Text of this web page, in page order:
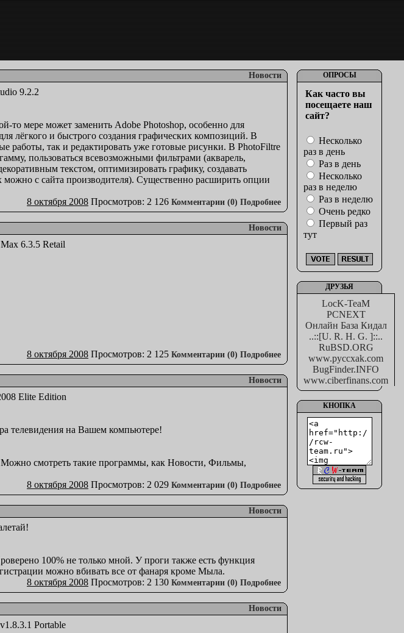
Новости
то мере может заменить Adobe Photoshop, особенно для
лёгкого и быстрого создания графических композиций. В
работы, так и редактировать уже готовые рисунки. В PhotoFiltre
пользоваться всевозможными фильтрами (акварель,
текстом, оптимизировать графику, создавать
с сайта производителя). Существенно расширить опции
8 октября 2008 Просмотров: 2 126 Комментарии (0) Подробнее
Новости
8 октября 2008 Просмотров: 2 125 Комментарии (0) Подробнее
Новости
телевидения на Вашем компьютере!
Можно смотреть такие программы, как Новости, Фильмы,
8 октября 2008 Просмотров: 2 029 Комментарии (0) Подробнее
Новости
100% не только мной. У проги также есть функция
можно вбивать все от фанаря кроме Мыла.
8 октября 2008 Просмотров: 2 130 Комментарии (0) Подробнее
Новости
ОПРОСЫ
Как часто вы
посещаете наш
сайт?
Несколько
раз в день
Раз в день
Несколько
раз в неделю
Раз в неделю
Очень редко
Первый раз
тут
ДРУЗЬЯ
LocK-TeaM
PCNEXT
Онлайн База Кидал
..::[U. R. H. G. ]::..
RuBSD.ORG
www.pyccxak.com
BugFinder.INFO
www.ciberfinans.com
КНОПКА